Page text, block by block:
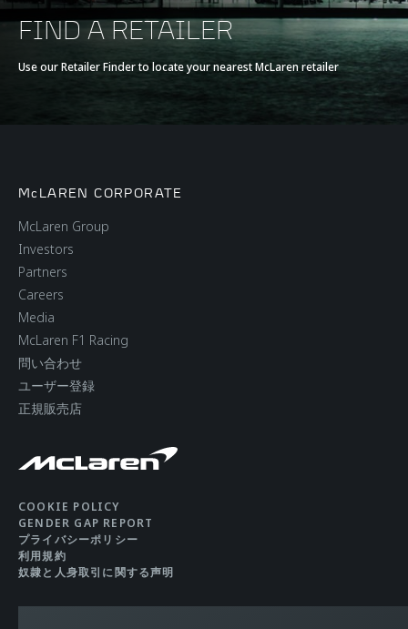
FIND A RETAILER
Use our Retailer Finder to locate your nearest McLaren retailer
McLAREN CORPORATE
McLaren Group
Investors
Partners
Careers
Media
McLaren F1 Racing
問い合わせ
ユーザー登録
正規販売店
COOKIE POLICY
GENDER GAP REPORT
プライバシーポリシー
利用規約
奴隷と人身取引に関する声明